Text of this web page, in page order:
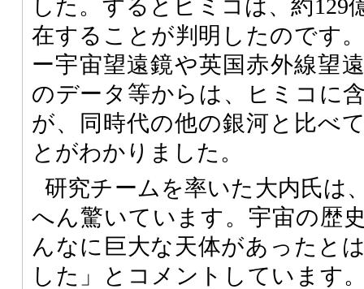
した。するとヒミコは、約129
在することが判明したのです
ー宇宙望遠鏡や英国赤外線望
のデータ等からは、ヒミコに
が、同時代の他の銀河と比べ
とがわかりました。
研究チームを率いた大内氏は
へん驚いています。宇宙の歴
んなに巨大な天体があったと
した」とコメントしています